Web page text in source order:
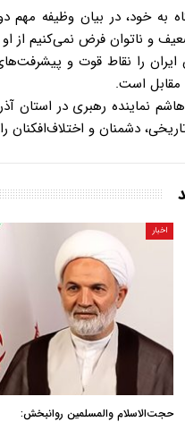
به خود، در بیان وظیفه
و ناتوان فرض نمی‌کنیم از
را نقاط قوت و
مقابل است.
نماینده رهبری در استان
دشمنان و اختلاف‌افکنان
اخبار
حجت‌الاسلام والمسلمین روانبخش: